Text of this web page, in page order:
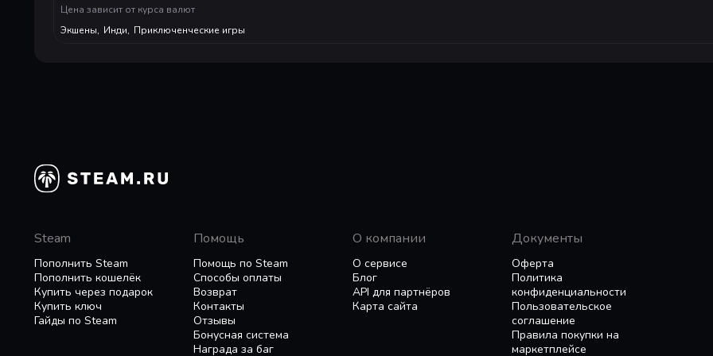
Или погибните в бою
Цена зависит от курса валют
Экшены, Инди, Приключенческие игры
Steam
Пополнить Steam
Пополнить кошелёк
Купить через подарок
Купить ключ
Гайды по Steam
Помощь
Помощь по Steam
Способы оплаты
Возврат
Контакты
Отзывы
Бонусная система
Награда за баг
О компании
О сервисе
Блог
API для партнёров
Карта сайта
Документы
Оферта
Политика
конфиденциальности
Пользовательское
соглашение
Правила покупки на
маркетплейсе